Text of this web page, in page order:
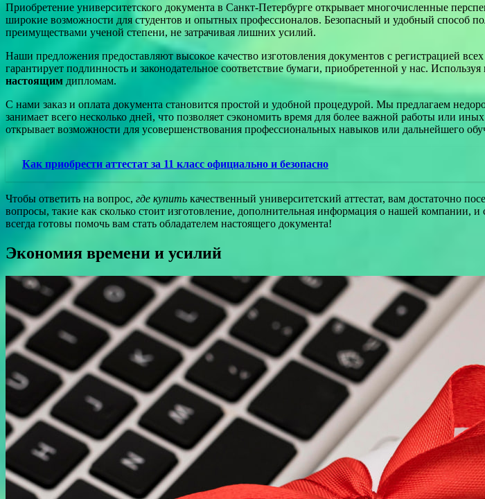
Приобретение университетского документа в Санкт-Петербурге открывает многочисленные
широкие возможности для студентов и опытных профессионалов. Безопасный и удобный способ
преимуществами ученой степени, не затрачивая лишних усилий.
Наши предложения предоставляют высокое качество изготовления документов с регистрацией
гарантирует подлинность и законодательное соответствие бумаги, приобретенной у нас.
настоящим дипломам.
С нами заказ и оплата документа становится простой и удобной процедурой. Мы предлагаем
занимает всего несколько дней, что позволяет сэкономить время для более важной работы или
открывает возможности для усовершенствования профессиональных навыков или дальнейшего
Как приобрести аттестат за 11 класс официально и безопасно
Чтобы ответить на вопрос, где купить качественный университетский аттестат, вам достаточно
вопросы, такие как сколько стоит изготовление, дополнительная информация о нашей
всегда готовы помочь вам стать обладателем настоящего документа!
Экономия времени и усилий